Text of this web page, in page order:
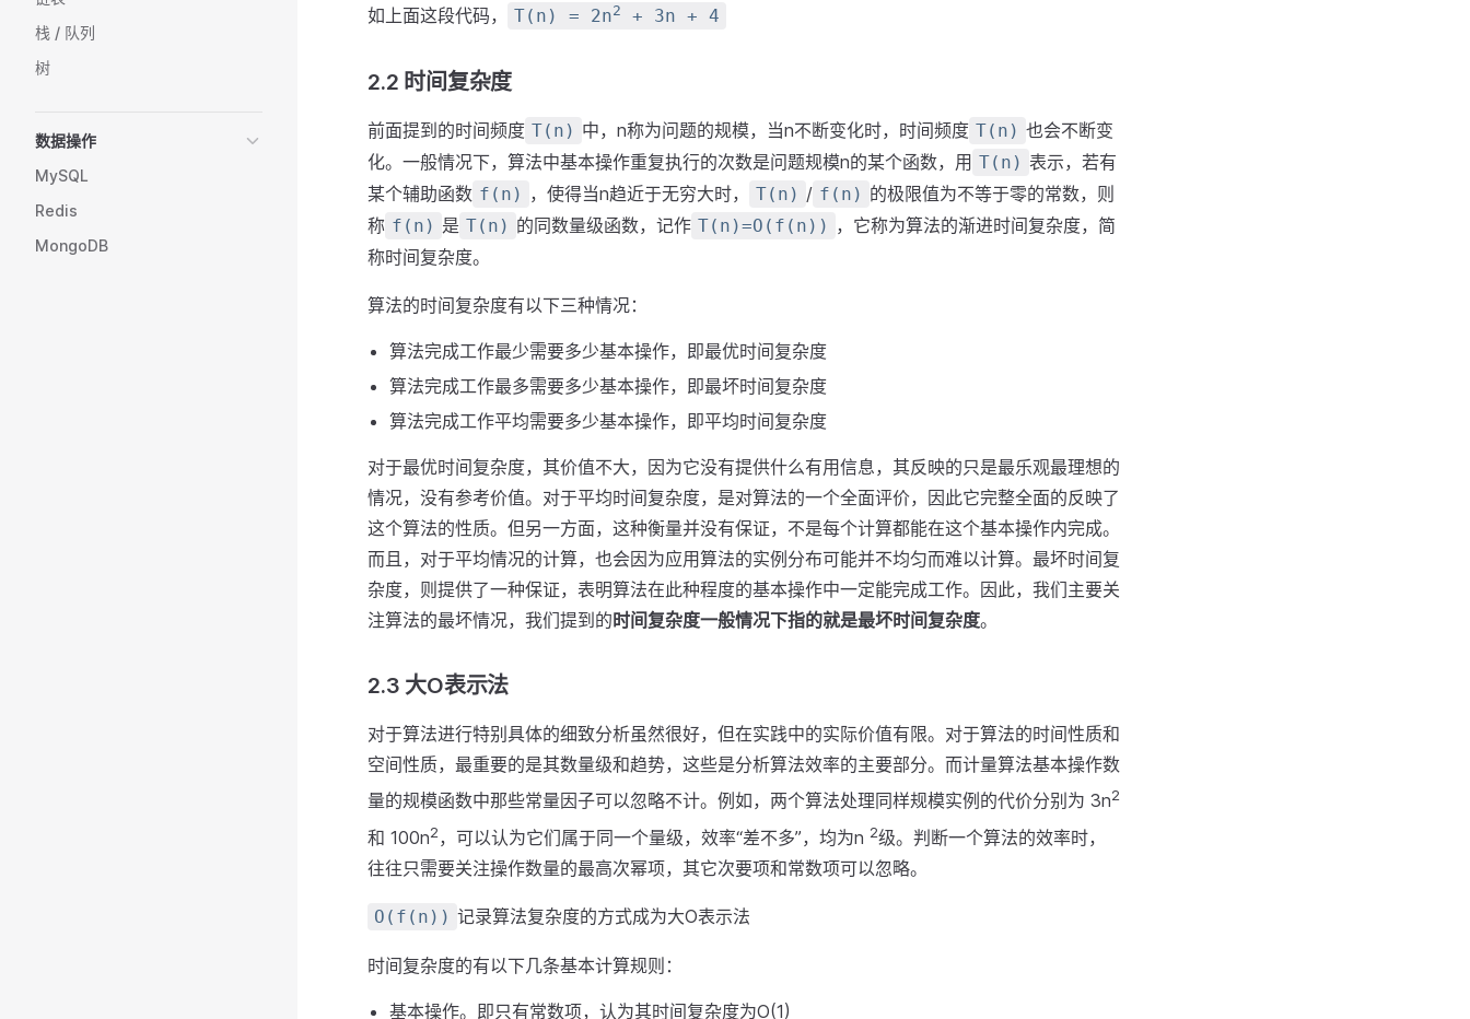
栈 / 队列
树
数据操作
MySQL
Redis
MongoDB
如上面这段代码， T(n) = 2n2 + 3n + 4
2.2 时间复杂度
前面提到的时间频度 T(n) 中，n称为问题的规模，当n不断变化时，时间频度 T(n) 也会不断变
化。一般情况下，算法中基本操作重复执行的次数是问题规模n的某个函数，用 T(n) 表示，若有
某个辅助函数 f(n) ，使得当n趋近于无穷大时， T(n) / f(n) 的极限值为不等于零的常数，则
称 f(n) 是 T(n) 的同数量级函数，记作 T(n)=O(f(n)) ，它称为算法的渐进时间复杂度，简
称时间复杂度。
算法的时间复杂度有以下三种情况：
算法完成工作最少需要多少基本操作，即最优时间复杂度
算法完成工作最多需要多少基本操作，即最坏时间复杂度
算法完成工作平均需要多少基本操作，即平均时间复杂度
对于最优时间复杂度，其价值不大，因为它没有提供什么有用信息，其反映的只是最乐观最理想的
情况，没有参考价值。对于平均时间复杂度，是对算法的一个全面评价，因此它完整全面的反映了
这个算法的性质。但另一方面，这种衡量并没有保证，不是每个计算都能在这个基本操作内完成。
而且，对于平均情况的计算，也会因为应用算法的实例分布可能并不均匀而难以计算。最坏时间复
杂度，则提供了一种保证，表明算法在此种程度的基本操作中一定能完成工作。因此，我们主要关
注算法的最坏情况，我们提到的时间复杂度一般情况下指的就是最坏时间复杂度。
2.3 大O表示法
对于算法进行特别具体的细致分析虽然很好，但在实践中的实际价值有限。对于算法的时间性质和
空间性质，最重要的是其数量级和趋势，这些是分析算法效率的主要部分。而计量算法基本操作数
量的规模函数中那些常量因子可以忽略不计。例如，两个算法处理同样规模实例的代价分别为 3n2
和 100n2，可以认为它们属于同一个量级，效率“差不多”，均为n 2级。判断一个算法的效率时，
往往只需要关注操作数量的最高次幂项，其它次要项和常数项可以忽略。
O(f(n)) 记录算法复杂度的方式成为大O表示法
时间复杂度的有以下几条基本计算规则：
基本操作。即只有常数项，认为其时间复杂度为O(1)